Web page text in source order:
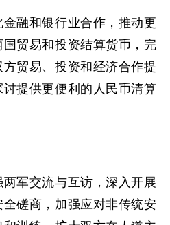
融和银行业合作，推动更
贸易和投资结算货币，完
贸易、投资和经济合作提
提供更便利的人民币清算
军交流与互访，深入开展
磋商，加强应对非传统安